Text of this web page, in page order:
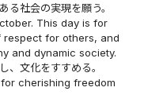
る社会の実現を願う。
This day is for
for others, and
and dynamic society.
文化をすすめる。
cherishing freedom